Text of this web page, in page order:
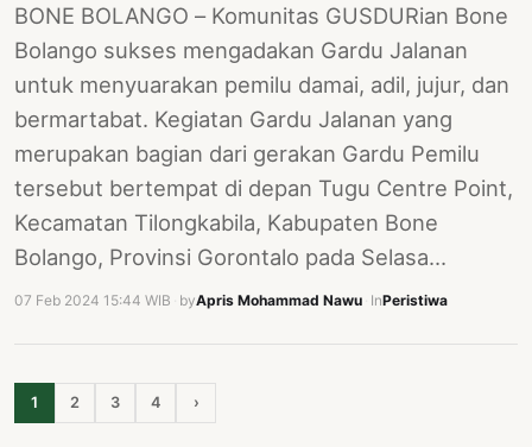
BONE BOLANGO – Komunitas GUSDURian Bone
Bolango sukses mengadakan Gardu Jalanan
untuk menyuarakan pemilu damai, adil, jujur, dan
bermartabat. Kegiatan Gardu Jalanan yang
merupakan bagian dari gerakan Gardu Pemilu
tersebut bertempat di depan Tugu Centre Point,
Kecamatan Tilongkabila, Kabupaten Bone
Bolango, Provinsi Gorontalo pada Selasa…
07 Feb 2024 15:44 WIB byApris Mohammad Nawu InPeristiwa
1 2 3 4 ›